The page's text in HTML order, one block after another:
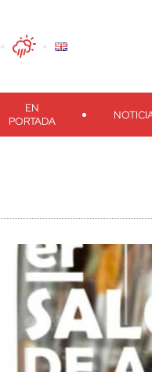
TwitterFacebook
Threads
Instagram
EN
PORTADA